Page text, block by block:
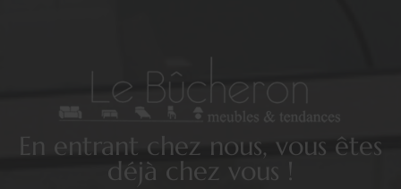
En entrant chez nous, vous êtes
déjà chez vous !